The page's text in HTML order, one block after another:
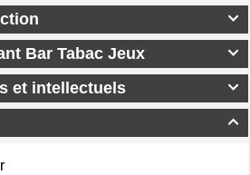


Bar Tabac Jeux

et intellectuels
